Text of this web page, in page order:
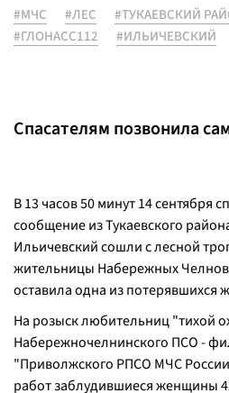
#МЧС #ЛЕС #ТУКАЕВСКИЙ
#ГЛОНАСС112
#ИЛЬИЧЕВСКИЙ
Спасателям позвонила
В 13 часов 50 минут 14 сентября
сообщение из Тукаевского
Ильичевский сошли с лесной
жительницы Набережных
оставила одна из потерявшихся
На розыск любительниц "тихой
Набережночелнинского ПСО -
"Приволжского РПСО МЧС
работ заблудившиеся женщины